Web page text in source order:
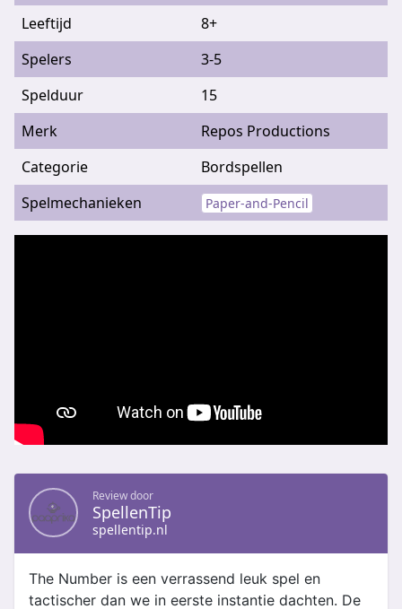
Leeftijd
8+
Spelers
3-5
Spelduur
15
Merk
Repos Productions
Categorie
Bordspellen
Spelmechanieken
Paper-and-Pencil
Review door
SpellenTip
spellentip.nl
The Number is een verrassend leuk spel en
tactischer dan we in eerste instantie dachten. De